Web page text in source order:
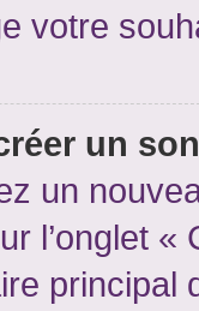
votre
un
un
l’onglet
principal